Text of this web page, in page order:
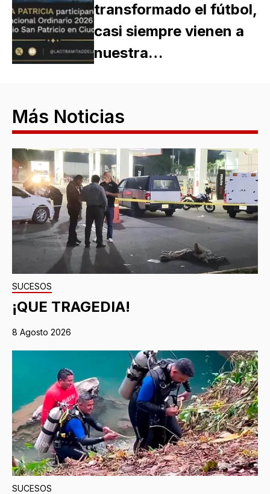
transformado el fútbol,
casi siempre vienen a
nuestra…
Más Noticias
SUCESOS
¡QUE TRAGEDIA!
8 Agosto 2026
SUCESOS